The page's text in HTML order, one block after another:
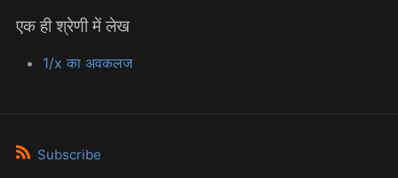
एक ही श्रेणी में लेख
1/x का अवकलज
Subscribe